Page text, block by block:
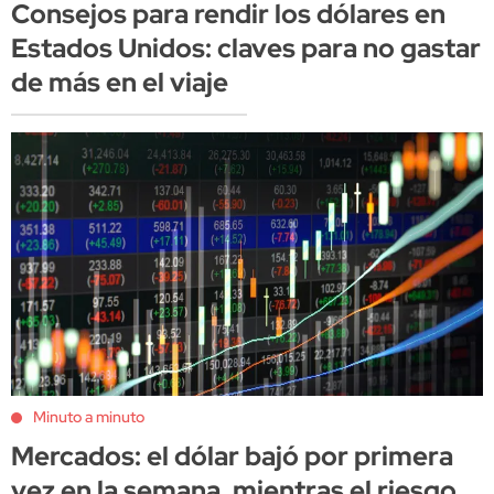
Consejos para rendir los dólares en
Estados Unidos: claves para no gastar
de más en el viaje
Minuto a minuto
Mercados: el dólar bajó por primera